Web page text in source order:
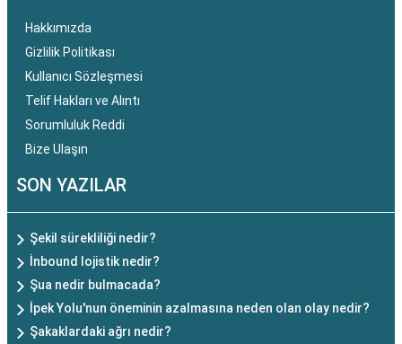
Hakkımızda
Gizlilik Politikası
Kullanıcı Sözleşmesi
Telif Hakları ve Alıntı
Sorumluluk Reddi
Bize Ulaşın
SON YAZILAR
Şekil sürekliliği nedir?
İnbound lojistik nedir?
Şua nedir bulmacada?
İpek Yolu'nun öneminin azalmasına neden olan olay nedir?
Şakaklardaki ağrı nedir?